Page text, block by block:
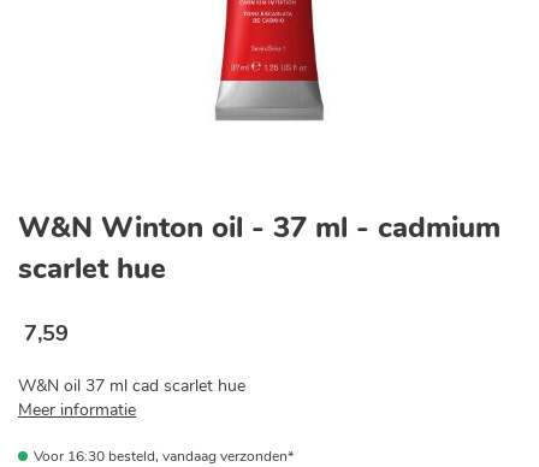
het
van
afbeeldingen-
gallerij
W&N Winton oil - 37 ml - cadmium
scarlet hue
7,59
W&N oil 37 ml cad scarlet hue
Meer informatie
Voor 16:30 besteld, vandaag verzonden*